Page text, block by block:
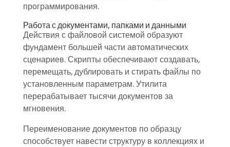
программирования.
Работа с документами, папками и данными
Действия с файловой системой образуют
фундамент большей части автоматических
сценариев. Скрипты обеспечивают создавать,
перемещать, дублировать и стирать файлы по
установленным параметрам. Утилита
перерабатывает тысячи документов за
мгновения.
Переименование документов по образцу
способствует навести структуру в коллекциях и